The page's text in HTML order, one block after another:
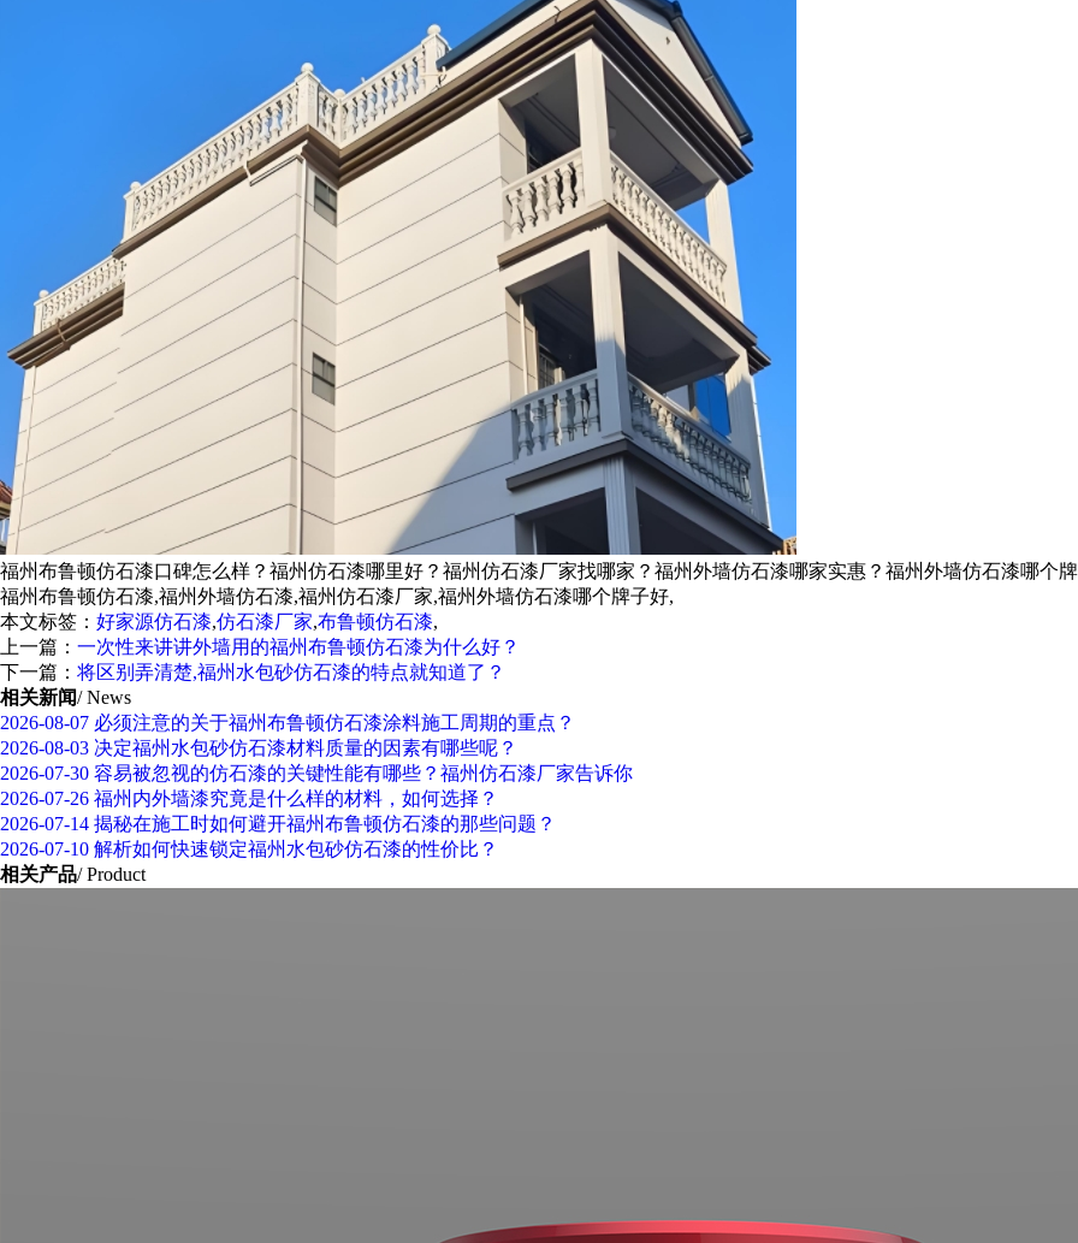
福州布鲁顿仿石漆口碑怎么样？福州仿石漆哪里好？福州仿石漆厂家找哪家？福州外墙仿石漆哪家实惠？福州外墙仿石漆哪个
福州布鲁顿仿石漆,福州外墙仿石漆,福州仿石漆厂家,福州外墙仿石漆哪个牌子好,
本文标签： 好家源仿石漆,仿石漆厂家,布鲁顿仿石漆,
上一篇： 一次性来讲讲外墙用的福州布鲁顿仿石漆为什么好？
下一篇： 将区别弄清楚,福州水包砂仿石漆的特点就知道了？
相关新闻/ News
2026-08-07 必须注意的关于福州布鲁顿仿石漆涂料施工周期的重点？
2026-08-03 决定福州水包砂仿石漆材料质量的因素有哪些呢？
2026-07-30 容易被忽视的仿石漆的关键性能有哪些？福州仿石漆厂家告诉你
2026-07-26 福州内外墙漆究竟是什么样的材料，如何选择？
2026-07-14 揭秘在施工时如何避开福州布鲁顿仿石漆的那些问题？
2026-07-10 解析如何快速锁定福州水包砂仿石漆的性价比？
相关产品/ Product